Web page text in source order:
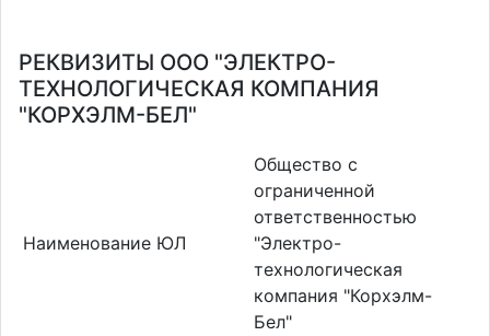
РЕКВИЗИТЫ ООО "ЭЛЕКТРО-
ТЕХНОЛОГИЧЕСКАЯ КОМПАНИЯ
"КОРХЭЛМ-БЕЛ"
Наименование ЮЛ
Общество с
ограниченной
ответственностью
"Электро-
технологическая
компания "Корхэлм-
Бел"